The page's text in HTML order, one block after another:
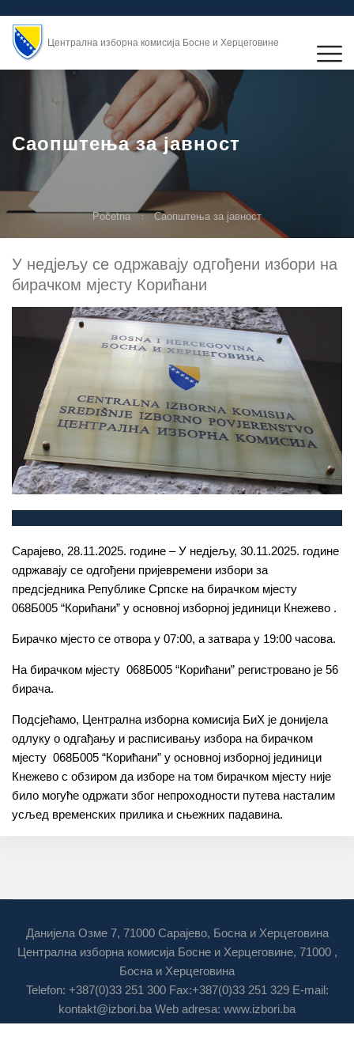
Централна изборна комисија Босне и Херцеговине
Саопштења за јавност
Početna Саопштења за јавност
У недјељу се одржавају одгођени избори на
бирачком мјесту Корићани
Сарајево, 28.11.2025. године – У недјељу, 30.11.2025. године
одржавају се одгођени пријевремени избори за
предсједника Републике Српске на бирачком мјесту
068Б005 “Корићани” у основној изборној јединици Кнежево .
Бирачко мјесто се отвора у 07:00, а затвара у 19:00 часова.
На бирачком мјесту 068Б005 “Корићани” регистровано је 56
бирача.
Подсјећамо, Централна изборна комисија БиХ је донијела
одлуку о одгађању и расписивању избора на бирачком
мјесту 068Б005 “Корићани” у основној изборној јединици
Кнежево с обзиром да изборе на том бирачком мјесту није
било могуће одржати због непроходности путева насталим
усљед временских прилика и сњежних падавина.
Данијела Озме 7, 71000 Сарајево, Босна и Херцеговина
Централна изборна комисија Босне и Херцеговине, 71000 ,
Босна и Херцеговина
Telefon: +387(0)33 251 300 Fax:+387(0)33 251 329 E-mail:
kontakt@izbori.ba Web adresa: www.izbori.ba